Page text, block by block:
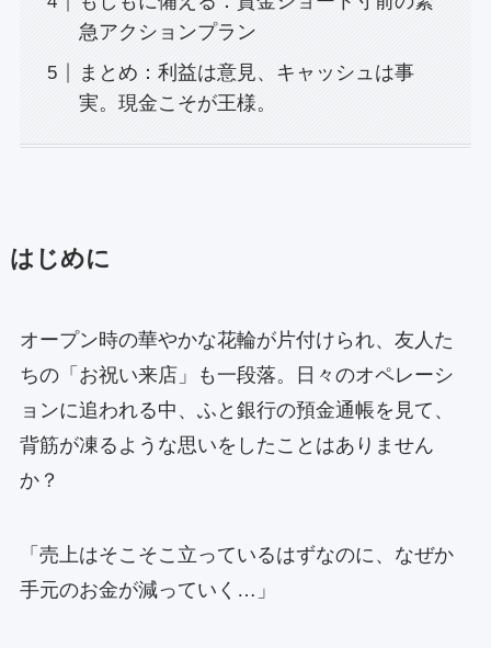
急アクションプラン
まとめ：利益は意見、キャッシュは事
実。現金こそが王様。
はじめに
オープン時の華やかな花輪が片付けられ、友人た
ちの「お祝い来店」も一段落。日々のオペレーシ
ョンに追われる中、ふと銀行の預金通帳を見て、
背筋が凍るような思いをしたことはありません
か？
「売上はそこそこ立っているはずなのに、なぜか
手元のお金が減っていく…」